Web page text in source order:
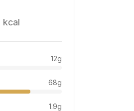
kcal
12g
68g
1.9g